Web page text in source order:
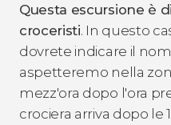
Questa escursione è
croceristi. In questo
dovrete indicare il
aspetteremo nella
mezz'ora dopo l'ora
crociera arriva dopo le